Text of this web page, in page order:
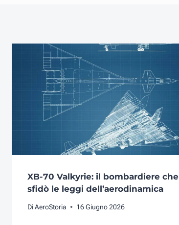
XB-70 Valkyrie: il bombardiere che
sfidò le leggi dell’aerodinamica
DiAeroStoria 16 Giugno 2026